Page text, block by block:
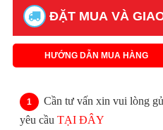
ĐẶT MUA VÀ
HƯỚNG DẪN MUA HÀNG
Cần tư vấn xin vui lòng
yêu cầu TẠI ĐÂY